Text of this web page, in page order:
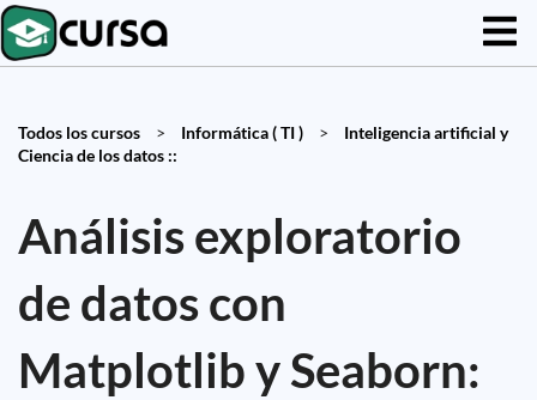
Todos los cursos > Informática ( TI ) >
Inteligencia artificial y
Ciencia de los datos ::
Análisis exploratorio
de datos con
Matplotlib y Seaborn: